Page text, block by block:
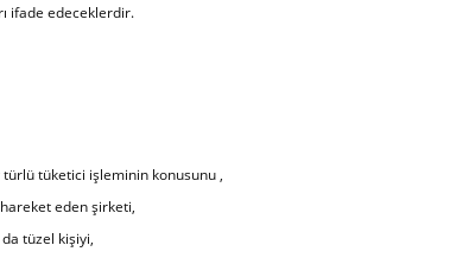
ifade edeceklerdir.
türlü tüketici işleminin konusunu ,
eden şirketi,
tüzel kişiyi,